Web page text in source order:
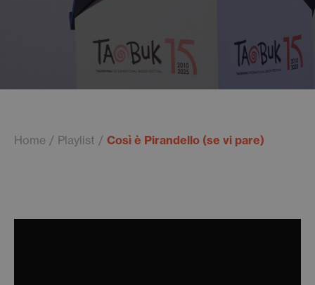
Home Playlist Così è Pirandello (se vi pare)